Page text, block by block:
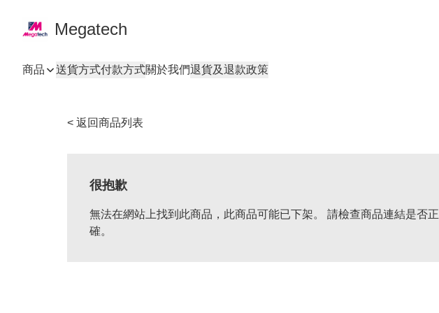
Megatech
商品 送貨方式付款方式關於我們退貨及退款政策
< 返回商品列表
很抱歉
無法在網站上找到此商品，此商品可能已下架。 請檢查商品連結是否正
確。